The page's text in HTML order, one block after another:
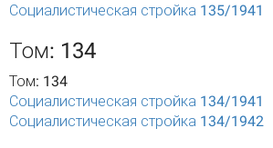
Социалистическая стройка 135/1941
Том: 134
Том: 134
Социалистическая стройка 134/1941
Социалистическая стройка 134/1942